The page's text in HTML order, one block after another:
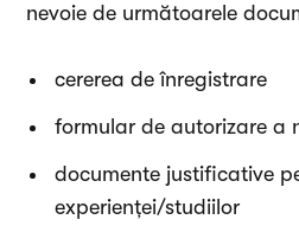
nevoie de următoarele
cererea de înregistrare
formular de autorizare a
documente justificative
experienței/studiilor